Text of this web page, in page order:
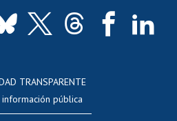
Docentes
TRANSPARENTE
información pública